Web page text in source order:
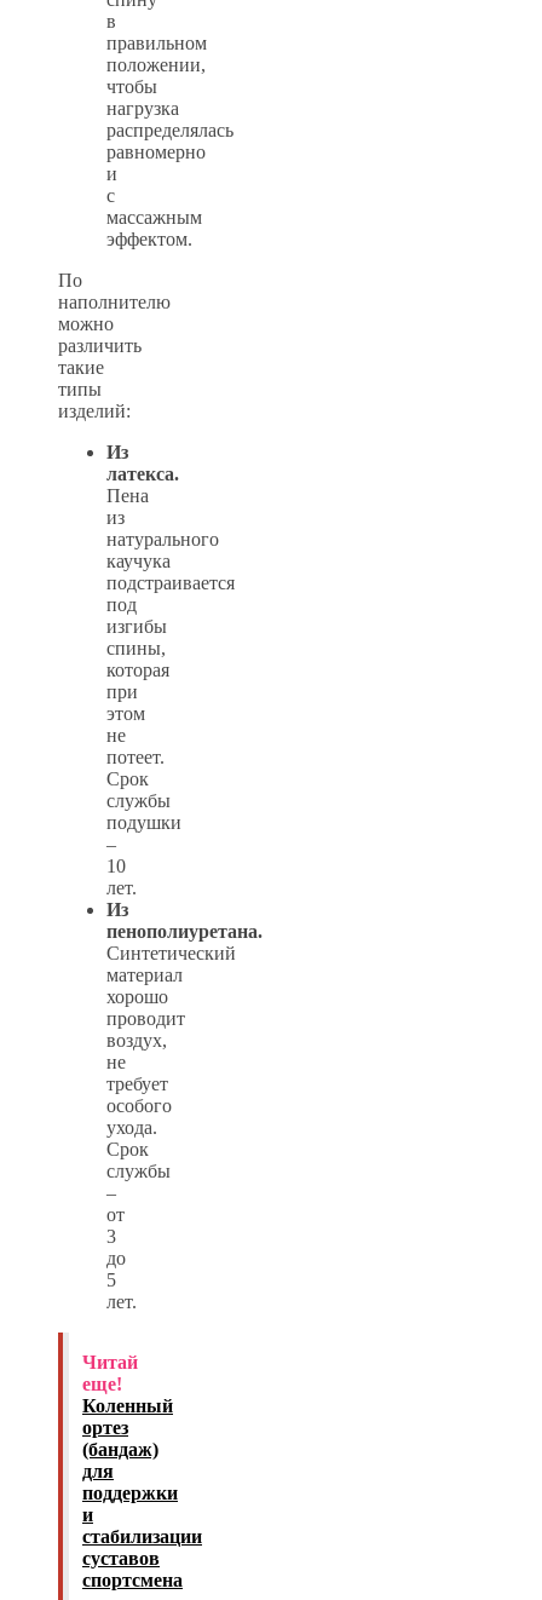
в
правильном
положении,
чтобы
нагрузка
распределялась
равномерно
и
с
массажным
эффектом.
По
наполнителю
можно
различить
такие
типы
изделий:
Из
латекса.
Пена
из
натурального
каучука
подстраивается
под
изгибы
спины,
которая
при
этом
не
потеет.
Срок
службы
подушки
–
10
лет.
Из
пенополиуретана.
Синтетический
материал
хорошо
проводит
воздух,
не
требует
особого
ухода.
Срок
службы
–
от
3
до
5
лет.
Читай
еще!
Коленный
ортез
(бандаж)
для
поддержки
и
стабилизации
суставов
спортсмена